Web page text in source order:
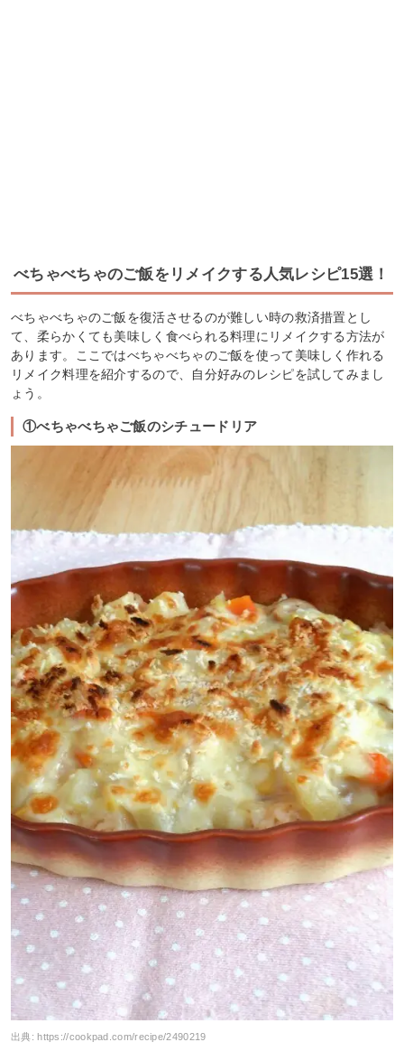
べちゃべちゃのご飯をリメイクする人気レシピ15選！
べちゃべちゃのご飯を復活させるのが難しい時の救済措置とし
て、柔らかくても美味しく食べられる料理にリメイクする方法が
あります。ここではべちゃべちゃのご飯を使って美味しく作れる
リメイク料理を紹介するので、自分好みのレシピを試してみまし
ょう。
①べちゃべちゃご飯のシチュードリア
出典: https://cookpad.com/recipe/2490219